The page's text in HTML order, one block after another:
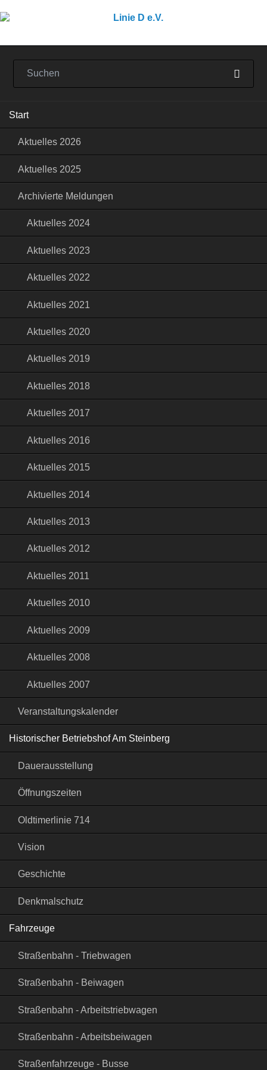
Start
Aktuelles 2026
Aktuelles 2025
Archivierte Meldungen
Aktuelles 2024
Aktuelles 2023
Aktuelles 2022
Aktuelles 2021
Aktuelles 2020
Aktuelles 2019
Aktuelles 2018
Aktuelles 2017
Aktuelles 2016
Aktuelles 2015
Aktuelles 2014
Aktuelles 2013
Aktuelles 2012
Aktuelles 2011
Aktuelles 2010
Aktuelles 2009
Aktuelles 2008
Aktuelles 2007
Veranstaltungskalender
Historischer Betriebshof Am Steinberg
Dauerausstellung
Öffnungszeiten
Oldtimerlinie 714
Vision
Geschichte
Denkmalschutz
Fahrzeuge
Straßenbahn - Triebwagen
Straßenbahn - Beiwagen
Straßenbahn - Arbeitstriebwagen
Straßenbahn - Arbeitsbeiwagen
Straßenfahrzeuge - Busse